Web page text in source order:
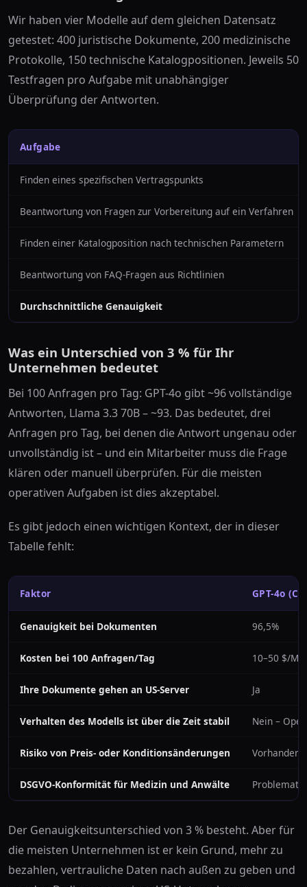
Wir haben vier Modelle auf dem gleichen Datensatz
getestet: 400 juristische Dokumente, 200 medizinische
Protokolle, 150 technische Katalogpositionen. Jeweils 50
Testfragen pro Aufgabe mit unabhängiger
Überprüfung der Antworten.
Aufgabe
Finden eines spezifischen Vertragspunkts
Beantwortung von Fragen zur Vorbereitung auf ein Verfahren
Finden einer Katalogposition nach technischen Parametern
Beantwortung von FAQ-Fragen aus Richtlinien
Durchschnittliche Genauigkeit
Was ein Unterschied von 3 % für Ihr
Unternehmen bedeutet
Bei 100 Anfragen pro Tag: GPT-4o gibt ~96 vollständige
Antworten, Llama 3.3 70B – ~93. Das bedeutet, drei
Anfragen pro Tag, bei denen die Antwort ungenau oder
unvollständig ist – und ein Mitarbeiter muss die Frage
klären oder manuell überprüfen. Für die meisten
operativen Aufgaben ist dies akzeptabel.
Es gibt jedoch einen wichtigen Kontext, der in dieser
Tabelle fehlt:
Faktor GPT-4o
Genauigkeit bei Dokumenten 96,5%
Kosten bei 100 Anfragen/Tag 10–50 $/
Ihre Dokumente gehen an US-Server Ja
Verhalten des Modells ist über die Zeit stabil Nein –
Risiko von Preis- oder Konditionsänderungen Vorhanden
DSGVO-Konformität für Medizin und Anwälte
Der Genauigkeitsunterschied von 3 % besteht. Aber für
die meisten Unternehmen ist er kein Grund, mehr zu
bezahlen, vertrauliche Daten nach außen zu geben und